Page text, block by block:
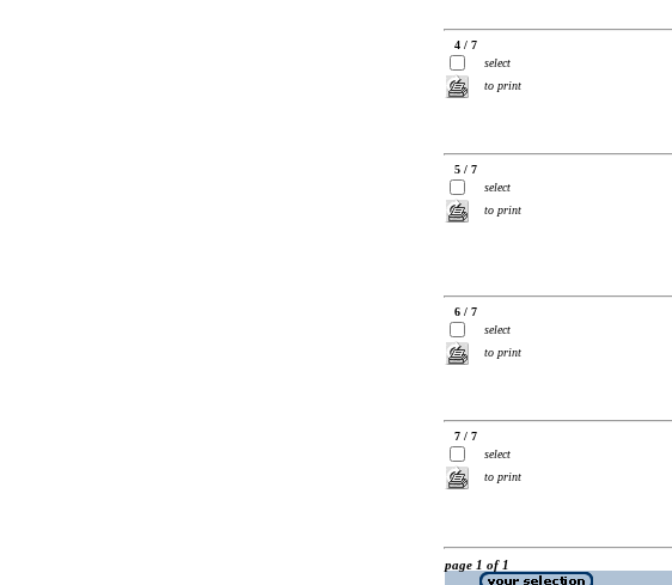
4 / 7
select
to print
5 / 7
select
to print
6 / 7
select
to print
7 / 7
select
to print
page 1 of 1